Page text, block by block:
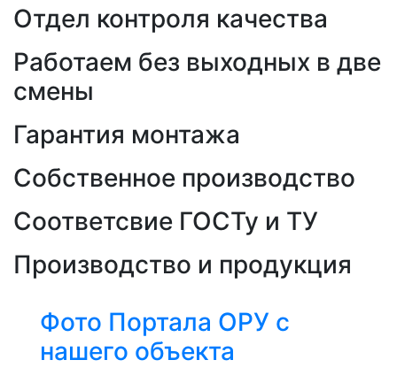
Отдел контроля качества
Работаем без выходных в две
смены
Гарантия монтажа
Собственное производство
Соответсвие ГОСТу и ТУ
Производство и продукция
Фото Портала ОРУ с
нашего объекта